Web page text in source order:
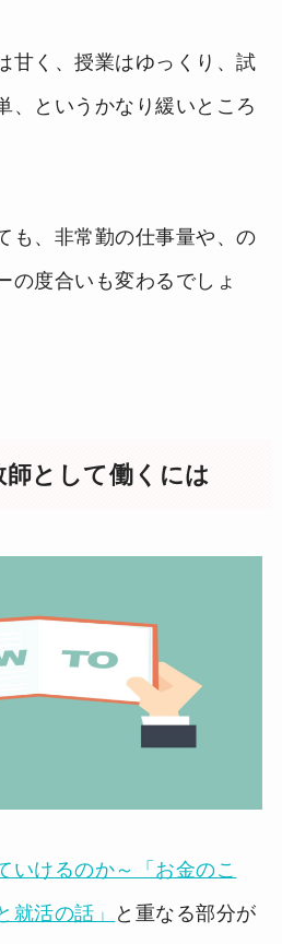
甘く、授業はゆっくり、試
、というかなり緩いところ
も、非常勤の仕事量や、の
の度合いも変わるでしょ
師として働くには
いけるのか～「お金のこ
就活の話」
と重なる部分が